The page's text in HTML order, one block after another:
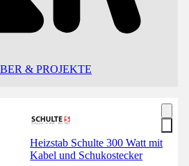
& PROJEKTE
Heizstab Schulte 300 Watt mit
Kabel und Schukostecker